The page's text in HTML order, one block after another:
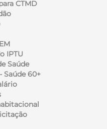
CTMD
IPTU
Saúde
Saúde 60+